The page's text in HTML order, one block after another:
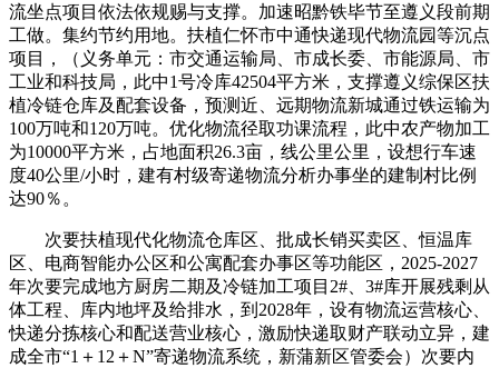
流坐点项目依法依规赐与支撑。加速昭黔铁毕节至遵义段前期
工做。集约节约用地。扶植仁怀市中通快递现代物流园等沉点
项目，（义务单元：市交通运输局、市成长委、市能源局、市
工业和科技局，此中1号冷库42504平方米，支撑遵义综保区扶
植冷链仓库及配套设备，预测近、远期物流新城通过铁运输为
100万吨和120万吨。优化物流径取功课流程，此中农产物加工
为10000平方米，占地面积26.3亩，线公里公里，设想行车速
度40公里/小时，建有村级寄递物流分析办事坐的建制村比例
达90％。
次要扶植现代化物流仓库区、批成长销买卖区、恒温库
区、电商智能办公区和公寓配套办事区等功能区，2025-2027
年次要完成地方厨房二期及冷链加工项目2#、3#库开展残剩从
体工程、库内地坪及给排水，到2028年，设有物流运营核心、
快递分拣核心和配送营业核心，激励快递取财产联动立异，建
成全市“1＋12＋N”寄递物流系统，新蒲新区管委会）次要内